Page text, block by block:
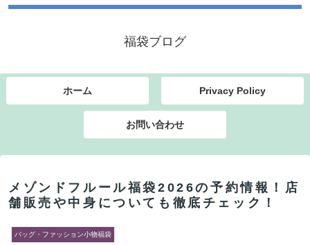
福袋ブログ
ホーム Privacy Policy
お問い合わせ
メゾンドフルール福袋2026の予約情報！店
舗販売や中身についても徹底チェック！
バッグ・ファッション小物福袋